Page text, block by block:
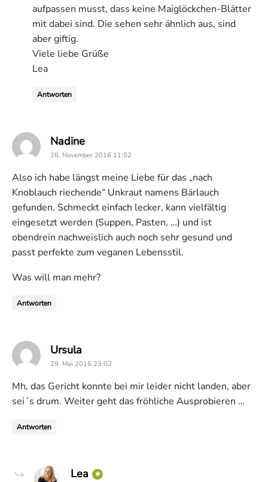
aufpassen musst, dass keine Maiglöckchen-Blätter
mit dabei sind. Die sehen sehr ähnlich aus, sind
aber giftig.
Viele liebe Grüße
Lea
Antworten
Nadinesays:
28. November 2016 11:52
Also ich habe längst meine Liebe für das „nach
Knoblauch riechende“ Unkraut namens Bärlauch
gefunden. Schmeckt einfach lecker, kann vielfältig
eingesetzt werden (Suppen, Pasten, …) und ist
obendrein nachweislich auch noch sehr gesund und
passt perfekte zum veganen Lebensstil.
Was will man mehr?
Antworten
Ursula
29. Mai 2016 23:02
Mh, das Gericht konnte bei mir leider nicht landen, aber
sei´s drum. Weiter geht das fröhliche Ausprobieren …
Antworten
Lea says: